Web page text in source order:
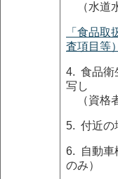
（水道
「食品
査項目等
4. 食品衛
写し
（資格
5. 付近の
6. 自動車
のみ）